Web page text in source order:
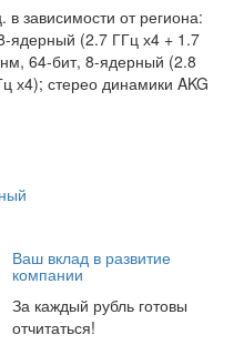
в зависимости от региона:
ядерный (2.7 ГГц х4 + 1.7
64-бит, 8-ядерный (2.8
х4); стерео динамики AKG
Ваш вклад в развитие
компании
За каждый рубль готовы
отчитаться!